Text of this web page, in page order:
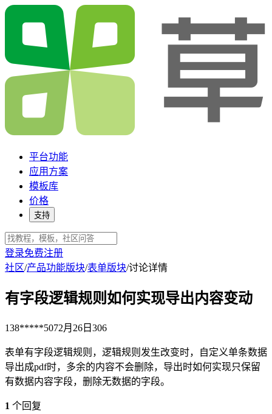
平台功能
应用方案
模板库
价格
支持
登录免费注册
社区/产品功能版块/表单版块/讨论详情
有字段逻辑规则如何实现导出内容变动
138*****5072月26日 306
表单有字段逻辑规则，逻辑规则发生改变时，自定义单条数据
导出成pdf时，多余的内容不会删除，导出时如何实现只保留
有数据内容字段，删除无数据的字段。
1 个回复